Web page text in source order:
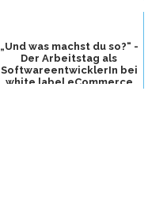
„Und was machst du so?“ -
Der Arbeitstag als
SoftwareentwicklerIn bei
white label eCommerce